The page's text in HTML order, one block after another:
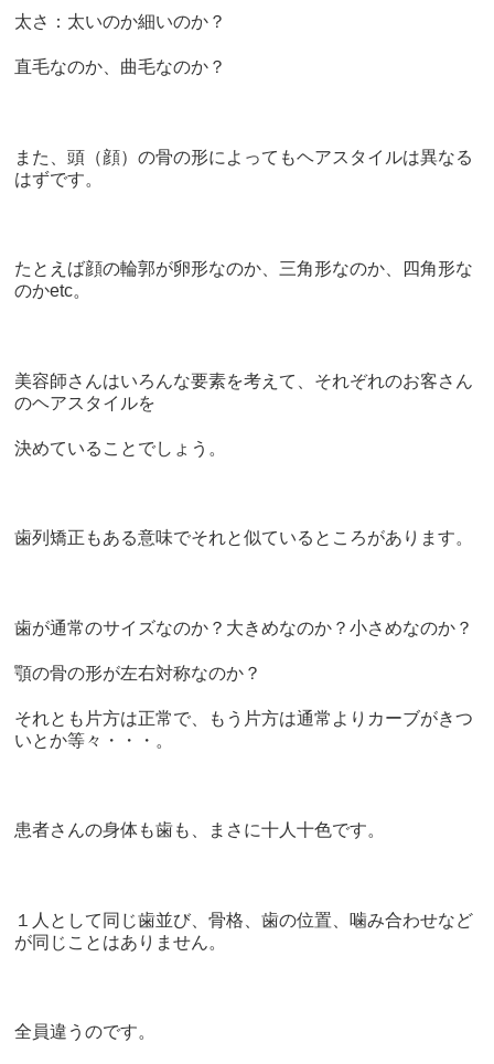
太さ：太いのか細いのか？
直毛なのか、曲毛なのか？
また、頭（顔）の骨の形によってもヘアスタイルは異なる
はずです。
たとえば顔の輪郭が卵形なのか、三角形なのか、四角形な
のかetc。
美容師さんはいろんな要素を考えて、それぞれのお客さん
のヘアスタイルを
決めていることでしょう。
歯列矯正もある意味でそれと似ているところがあります。
歯が通常のサイズなのか？大きめなのか？小さめなのか？
顎の骨の形が左右対称なのか？
それとも片方は正常で、もう片方は通常よりカーブがきつ
いとか等々・・・。
患者さんの身体も歯も、まさに十人十色です。
１人として同じ歯並び、骨格、歯の位置、噛み合わせなど
が同じことはありません。
全員違うのです。